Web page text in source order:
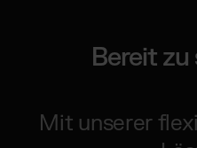
Bereit zu
Mit unserer